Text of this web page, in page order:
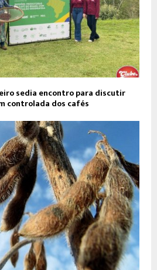
sedia encontro para discutir
controlada dos cafés